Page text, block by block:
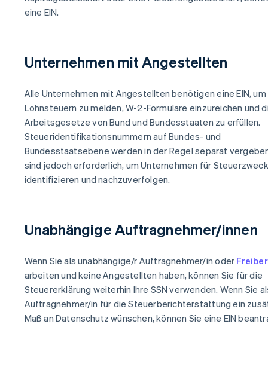
eine EIN.
Unternehmen mit Angestellten
Alle Unternehmen mit Angestellten benötigen eine EIN, um
Lohnsteuern zu melden, W-2-Formulare einzureichen und
Arbeitsgesetze von Bund und Bundesstaaten zu erfüllen.
Steueridentifikationsnummern auf Bundes- und
Bundesstaatsebene werden in der Regel separat
sind jedoch erforderlich, um Unternehmen für
identifizieren und nachzuverfolgen.
Unabhängige Auftragnehmer/innen
Wenn Sie als unabhängige/r Auftragnehmer/in oder
arbeiten und keine Angestellten haben, können Sie für die
Steuererklärung weiterhin Ihre SSN verwenden. Wenn Sie
Auftragnehmer/in für die Steuerberichterstattung ein
Maß an Datenschutz wünschen, können Sie eine EIN